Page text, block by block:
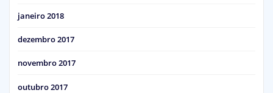
janeiro 2018
dezembro 2017
novembro 2017
outubro 2017